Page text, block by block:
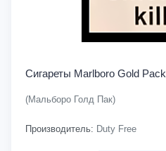
Сигареты Marlboro Gold Pack
(Мальборо Голд Пак)
Производитель: Duty Free